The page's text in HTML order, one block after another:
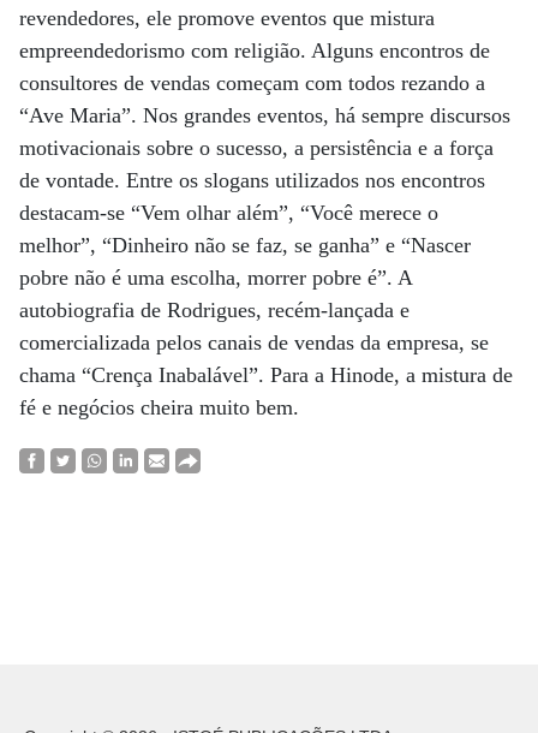
revendedores, ele promove eventos que mistura
empreendedorismo com religião. Alguns encontros de
consultores de vendas começam com todos rezando a
“Ave Maria”. Nos grandes eventos, há sempre discursos
motivacionais sobre o sucesso, a persistência e a força
de vontade. Entre os slogans utilizados nos encontros
destacam-se “Vem olhar além”, “Você merece o
melhor”, “Dinheiro não se faz, se ganha” e “Nascer
pobre não é uma escolha, morrer pobre é”. A
autobiografia de Rodrigues, recém-lançada e
comercializada pelos canais de vendas da empresa, se
chama “Crença Inabalável”. Para a Hinode, a mistura de
fé e negócios cheira muito bem.